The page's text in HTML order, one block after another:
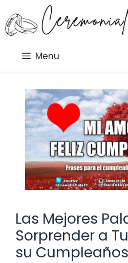
al
contenido
Menu
Las Mejores
Sorprender a
su Cumpleaños